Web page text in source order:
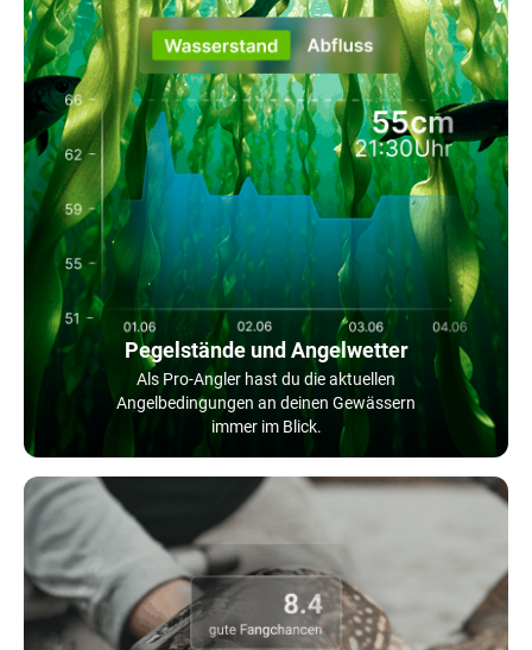
Pegelstände und Angelwetter
Als Pro-Angler hast du die aktuellen
Angelbedingungen an deinen Gewässern
immer im Blick.